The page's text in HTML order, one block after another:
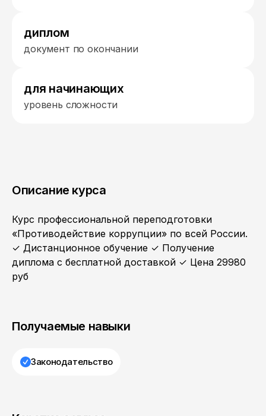
диплом
документ по окончании
для начинающих
уровень сложности
Описание курса
Курс профессиональной переподготовки
«Противодействие коррупции» по всей России.
✓ Дистанционное обучение ✓ Получение
диплома с бесплатной доставкой ✓ Цена 29980
руб
Получаемые навыки
Законодательство